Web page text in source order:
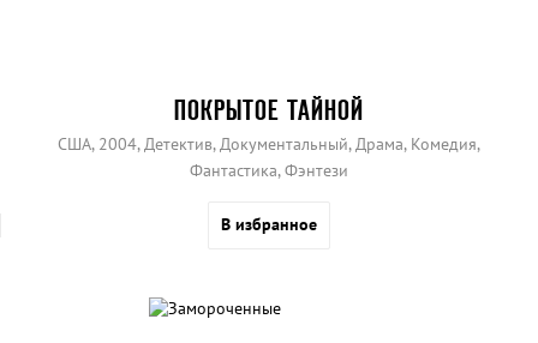
ПОКРЫТОЕ ТАЙНОЙ
США, 2004, Детектив, Документальный, Драма, Комедия,
Фантастика, Фэнтези
В избранное